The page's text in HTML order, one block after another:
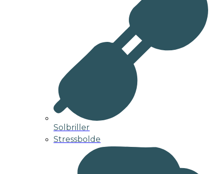
Solbriller
Stressbolde